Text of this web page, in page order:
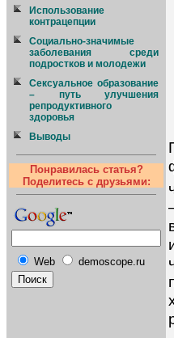
Использование
контрацепции
Социально-значимые
заболевания среди
подростков и молодежи
Сексуальное образование
– путь улучшения
репродуктивного
здоровья
Выводы
Понравилась статья?
Поделитесь с друзьями:
Web demoscope.ru